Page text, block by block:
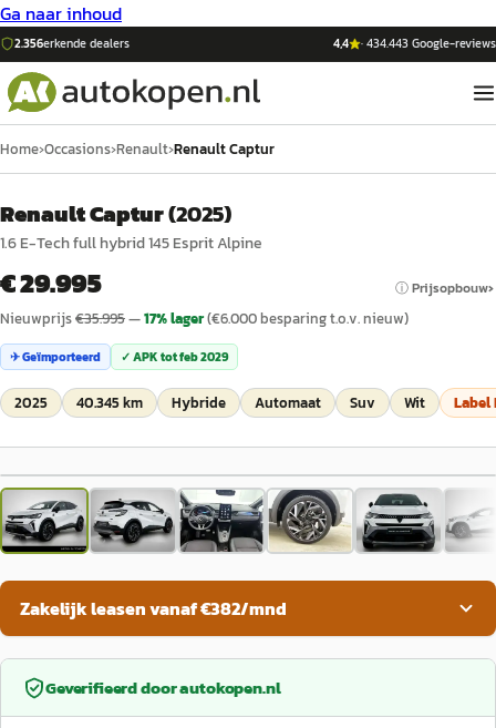
Ga naar inhoud
2.356erkende dealers 4,4 ·434.443Google-reviews
Home›Occasions›Renault›Renault Captur
Renault Captur(2025)
1.6 E-Tech full hybrid 145 Esprit Alpine
€ 29.995 ⓘ Prijsopbouw
Nieuwprijs€35.995—17% lager(€6.000besparing t.o.v. nieuw)
✈ Geïmporteerd ✓ APK totfeb 2029
2025 40.345 km Hybride Automaat Suv Wit Label
1/33
Zakelijk leasen vanaf €382/mnd
Geverifieerd doorautokopen.nl